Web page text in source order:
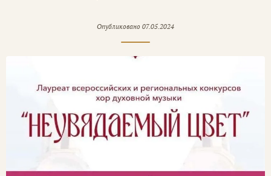
Опубликовано 07.05.2024